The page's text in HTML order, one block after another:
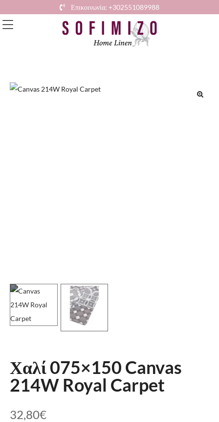
Επικοινωνία: +302551089988
Χαλί 075×150 Canvas
214W Royal Carpet
32,80€